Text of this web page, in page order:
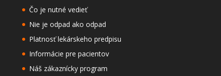
Čo je nutné vedieť
Nie je odpad ako odpad
Platnosť lekárskeho predpisu
Informácie pre pacientov
Náš zákaznícky program